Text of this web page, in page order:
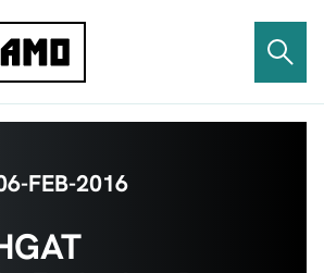
FEB-2016